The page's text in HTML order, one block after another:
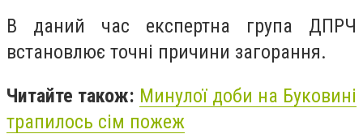
В даний час експертна група ДПРЧ
встановлює точні причини загорання.
Читайте також: Минулої доби на Буковині
трапилось сім пожеж